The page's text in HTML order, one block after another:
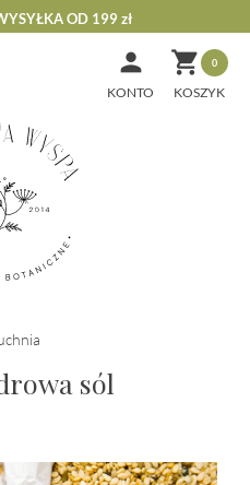
OD 199 zł
 0

KONTO
sól